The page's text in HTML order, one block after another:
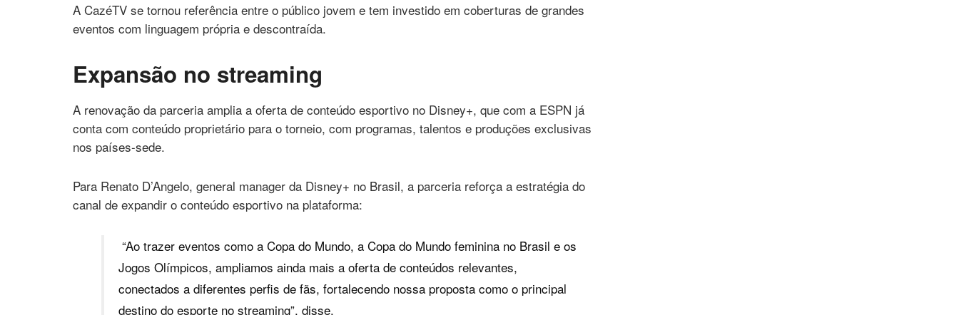
A CazéTV se tornou referência entre o público jovem e tem investido em coberturas de grandes
eventos com linguagem própria e descontraída.
Expansão no streaming
A renovação da parceria amplia a oferta de conteúdo esportivo no Disney+, que com a ESPN já
conta com conteúdo proprietário para o torneio, com programas, talentos e produções exclusivas
nos países-sede.
Para Renato D’Angelo, general manager da Disney+ no Brasil, a parceria reforça a estratégia do
canal de expandir o conteúdo esportivo na plataforma:
“Ao trazer eventos como a Copa do Mundo, a Copa do Mundo feminina no Brasil e os
Jogos Olímpicos, ampliamos ainda mais a oferta de conteúdos relevantes,
conectados a diferentes perfis de fãs, fortalecendo nossa proposta como o principal
destino do esporte no streaming”, disse.